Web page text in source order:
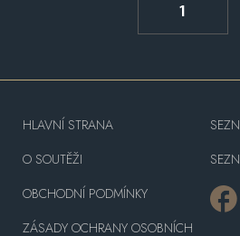
1
HLAVNÍ STRANA
O SOUTĚŽI
OBCHODNÍ PODMÍNKY
ZÁSADY OCHRANY OSOBNÍCH